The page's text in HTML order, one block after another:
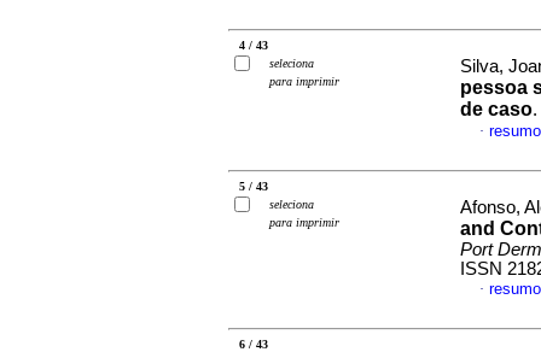
4 / 43
seleciona
para imprimir
Silva,
pessoa
de caso.
·
5 / 43
seleciona
para imprimir
Afonso,
and
Port
ISSN
·
6 / 43